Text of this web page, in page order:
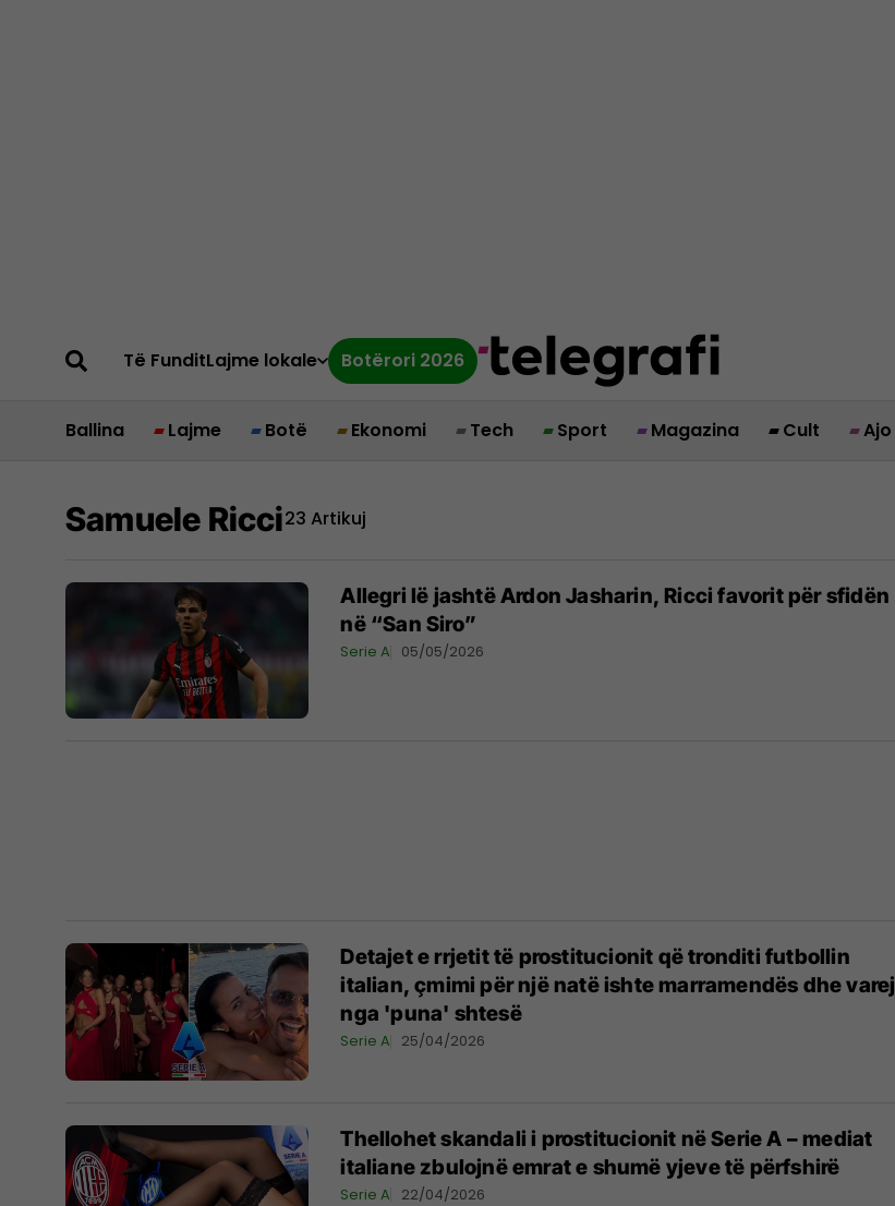
Të FunditLajme lokale Botërori 2026
Ballina Lajme Botë Ekonomi Tech Sport Magazina Cult Ajo
Samuele Ricci23 Artikuj
Allegri lë jashtë Ardon Jasharin, Ricci favorit për sfidën
në “San Siro”
Serie A 05/05/2026
Detajet e rrjetit të prostitucionit që tronditi futbollin
italian, çmimi për një natë ishte marramendës dhe varej
nga 'puna' shtesë
Serie A 25/04/2026
Thellohet skandali i prostitucionit në Serie A – mediat
italiane zbulojnë emrat e shumë yjeve të përfshirë
Serie A 22/04/2026